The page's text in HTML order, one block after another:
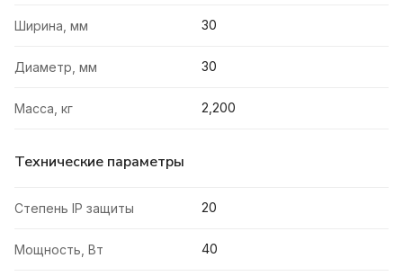
Ширина, мм 30
Диаметр, мм 30
Масса, кг 2,200
Технические параметры
Степень IP защиты 20
Мощность, Вт 40